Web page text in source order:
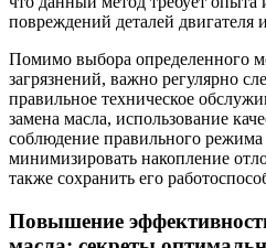
повреждений деталей двигателя
Помимо выбора определенного
загрязнений, важно регулярно
правильное техническое
замена масла, использование
соблюдение правильного
минимизировать накопление
также сохранить его
Повышение